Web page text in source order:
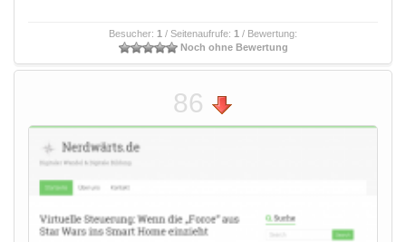
Besucher: 1 / Seitenaufrufe: 1 / Bewertung:
Noch ohne Bewertung
86